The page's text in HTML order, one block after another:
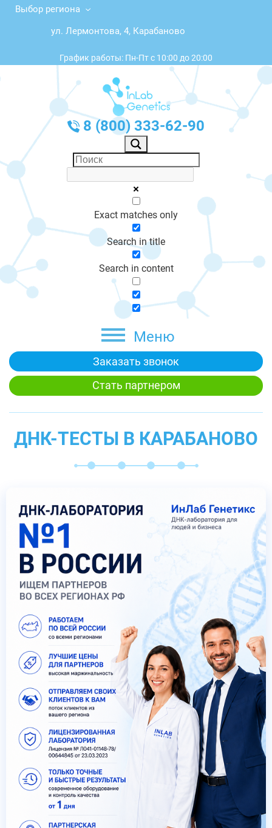
Выбор региона
ул. Лермонтова, 4, Карабаново
График работы: Пн-Пт с 10:00 до 20:00
8 (800) 333-62-90
Exact matches only
Search in title
Search in content
Меню
Заказать звонок
Стать партнером
ДНК-ТЕСТЫ В КАРАБАНОВО